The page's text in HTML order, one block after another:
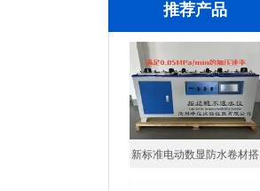
推荐产品
新标准电动数显防水卷材搭
接缝不透水仪